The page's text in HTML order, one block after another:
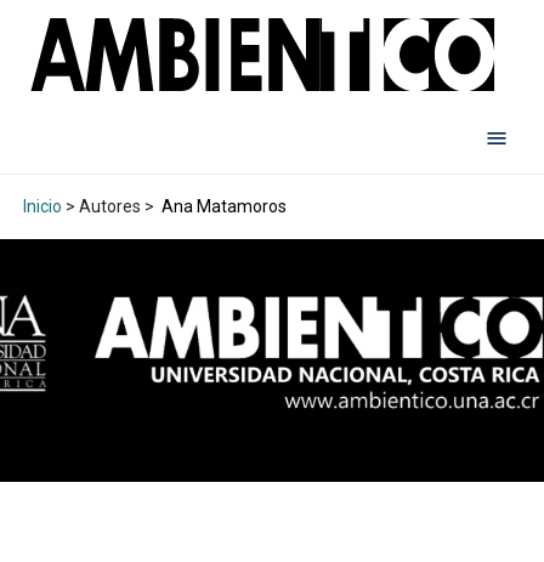
Inicio > Autores > Ana Matamoros